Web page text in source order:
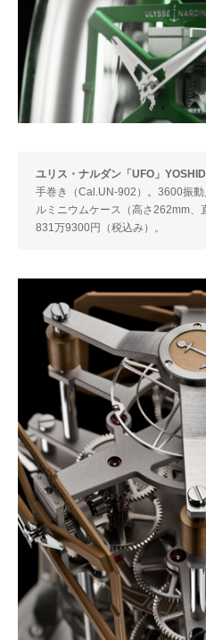
ユリス・ナルダン「UFO」
手巻き（Cal.UN-902）。3600振
ルミニウムケース（高さ262mm、
831万9300円（税込み）。